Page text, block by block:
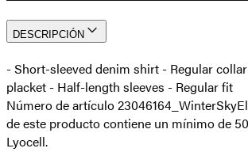
DESCRIPCIÓN
- Short-sleeved denim shirt - Regular
placket - Half-length sleeves - Regular fit
Número de artículo 23046164_WinterSky
de este producto contiene un mínimo de
Lyocell.